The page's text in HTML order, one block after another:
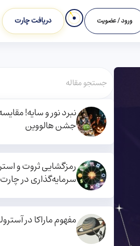
ورود / عضویت دریافت چارت
نبرد نور و سایه!
جشن هالووین
رمزگشایی ثروت و
سرمایه‌گذاری در
مفهوم ماراکا در